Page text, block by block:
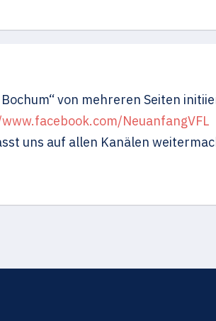
von mehreren Seiten
NeuanfangVFL
uns auf allen Kanälen